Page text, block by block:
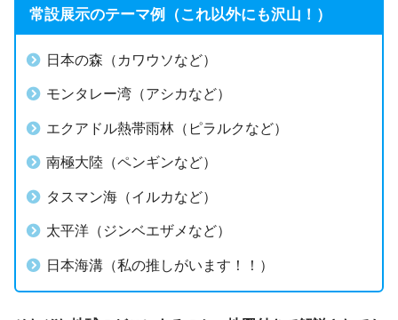
常設展示のテーマ例（これ以外にも沢山！）
日本の森（カワウソなど）
モンタレー湾（アシカなど）
エクアドル熱帯雨林（ピラルクなど）
南極大陸（ペンギンなど）
タスマン海（イルカなど）
太平洋（ジンベエザメなど）
日本海溝（私の推しがいます！！）